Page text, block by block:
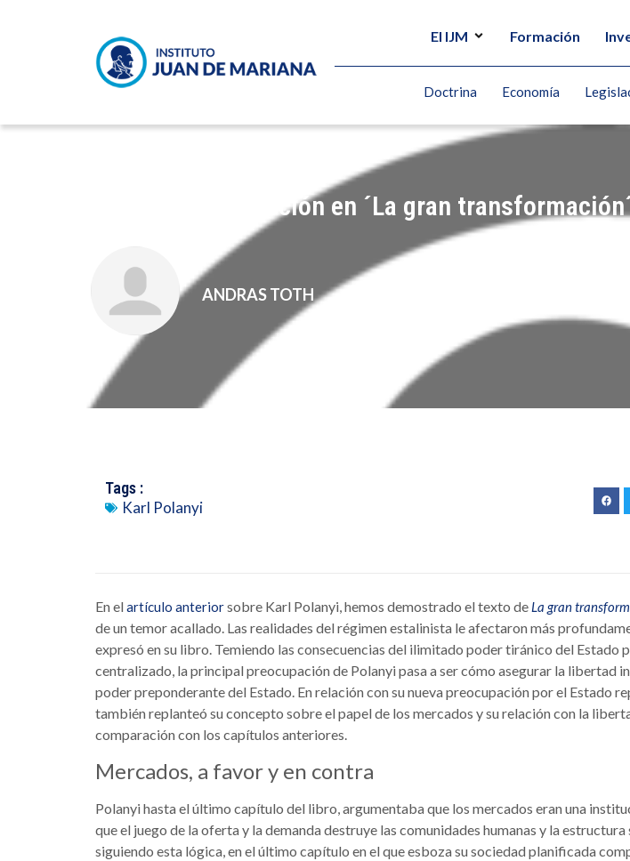
El IJM Formación
Doctrina Economía
La gran contradicción en ´La gran
ANDRAS TOTH
Tags :
Karl Polanyi
En elartículo anteriorsobre Karl Polanyi, hemos demostrado el texto de La gran
de un temor acallado. Las realidades del régimen estalinista le afectaron más
expresó en su libro. Temiendo las consecuencias del ilimitado poder tiránico del Estado
centralizado, la principal preocupación de Polanyi pasa a ser cómo asegurar la libertad
poder preponderante del Estado. En relación con su nueva preocupación por el Estado
también replanteó su concepto sobre el papel de los mercados y su relación con la
comparación con los capítulos anteriores.
Mercados, a favor y en contra
Polanyi hasta el último capítulo del libro, argumentaba que los mercados eran una
que el juego de la oferta y la demanda destruye las comunidades humanas y la estructura
siguiendo esta lógica, en el último capítulo en el que esboza su sociedad planificada